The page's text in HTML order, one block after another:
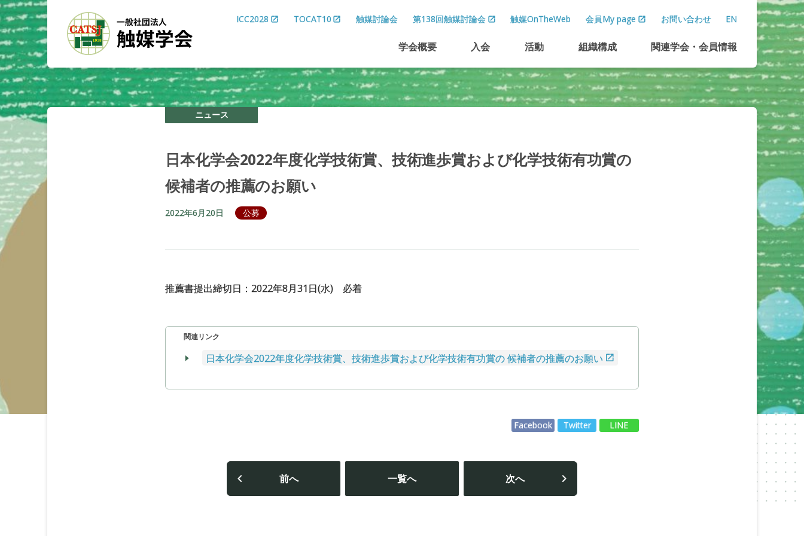
ICC2028 TOCAT10 触媒討論会 第138回触媒討論会 触媒OnTheWeb 会員My page お問い合わせ EN
学会概要 入会 活動 組織構成 関連学会 ・会員情報
ニュース
日本化学会2022年度化学技術賞、技術進歩賞および化学技術有功賞の
候補者の推薦のお願い
2022年6月20日 公募
推薦書提出締切日：2022年8月31日(水) 必着
関連リンク
日本化学会2022年度化学技術賞、技術進歩賞および化学技術有功賞の 候補者の推薦のお願い
Facebook Twitter LINE
投
稿
ナ
ビ
前へ 一覧へ 次へ